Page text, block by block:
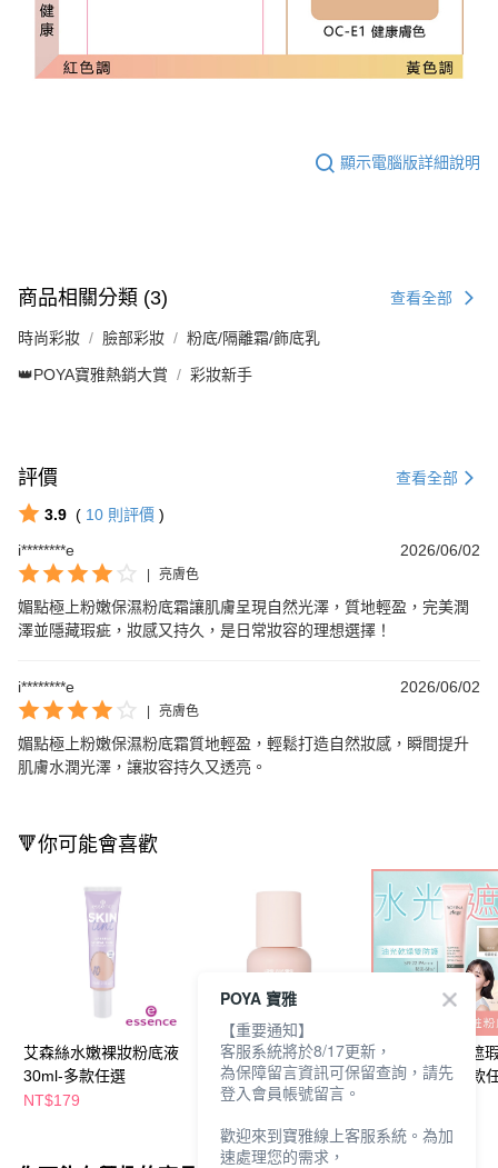
顯示電腦版詳細說明
商品相關分類 (3) 查看全部
時尚彩妝 臉部彩妝 粉底/隔離霜/飾底乳
👑POYA寶雅熱銷大賞 彩妝新手
評價 查看全部
3.9 ( 10 則評價 )
i********e
2026/06/02
| 亮膚色
媚點極上粉嫩保濕粉底霜讓肌膚呈現自然光澤，質地輕盈，完美潤
澤並隱藏瑕疵，妝感又持久，是日常妝容的理想選擇！
i********e 2026/06/02
| 亮膚色
媚點極上粉嫩保濕粉底霜質地輕盈，輕鬆打造自然妝感，瞬間提升
肌膚水潤光澤，讓妝容持久又透亮。
🔻你可能會喜歡
艾森絲水嫩裸妝粉底液
30ml-多款任選
NT$179
2aN柔光持妝迷你粉底
液15ml-多款任選
NT$357
SOFINA 水光遮
粉底液25g-多款
POYA 寶雅
【重要通知】
客服系統將於8/17更新，
為保障留言資訊可保留查詢，請先
登入會員帳號留言。
歡迎來到寶雅線上客服系統。為加
速處理您的需求，